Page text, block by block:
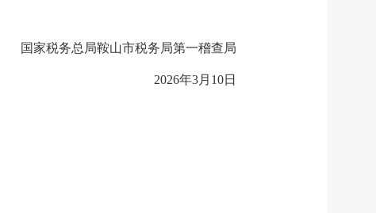
国家税务总局鞍山市税务局第一稽查局
2026年3月10日